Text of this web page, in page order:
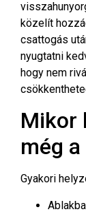
közelít
csattogás
nyugtatni
hogy nem
Mikor
még
Gyakori